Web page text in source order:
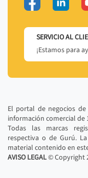
SERVICIO AL
¡Estamos para
El portal de negocios de
información comercial de
Todas las marcas
respectiva o de Gurú.
material contenido en
AVISO LEGAL© Copyright